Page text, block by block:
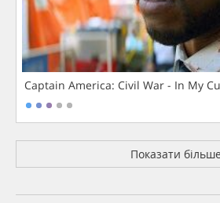
Captain America: Civil War - In My
Показати більше